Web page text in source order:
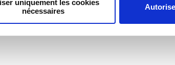
uniquement les cookies
nécessaires